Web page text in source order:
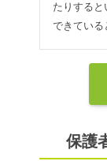
たりする
できている
保護